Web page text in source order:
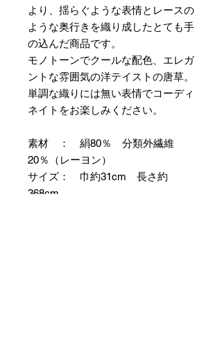
より、揺らぐような表情とレースの
ような奥行きを織り成したとても手
の込んだ商品です。
モノトーンでクールな配色、エレガ
ントな雰囲気の洋テイストの唐草。
単調な織りには無い表情でコーディ
ネイトをお楽しみください。
素材 ： 絹80％ 分類外繊維
20％（レーヨン）
サイズ： 巾約31cm 長さ約
368cm